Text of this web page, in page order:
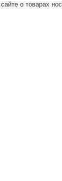
о товарах